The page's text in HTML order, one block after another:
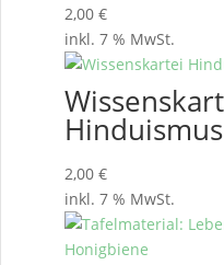
2,00 €
inkl. 7 % MwSt.
Hinduismus
2,00 €
inkl. 7 % MwSt.